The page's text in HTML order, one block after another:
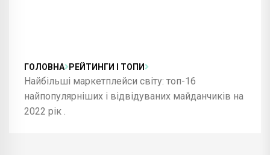
ГОЛОВНА РЕЙТИНГИ І ТОПИ
Найбільші маркетплейси світу: топ-16
найпопулярніших і відвідуваних майданчиків на
2022 рік .